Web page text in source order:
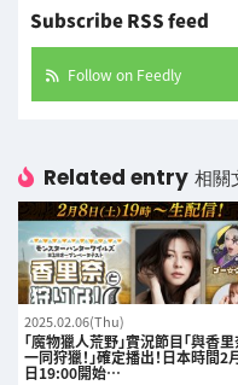
Subscribe RSS feed
Follow on Feedly
Related entry 相關
2025.02.06(Thu)
「魔物獵人荒野」實況節目「與香
一同狩獵！」確定播出！日本時間2
日19:00開始…